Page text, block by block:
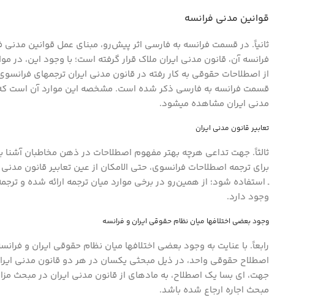
قوانین مدنی فرانسه
ثانیاً. در قسمت فرانسه به فارسی اثر پیش‌رو، مبنای عمل قوانین
فرانسه آن، قانون مدنی ایران ملاک قرار گرفته است؛ با وجود این،
از اصطلاحات حقوقی به ­کار رفته در قانون مدنی ایران ترجمه­ای
قسمت فرانسه به فارسی ذکر شده است. مشخصه این موارد آن است که در
مدنی ایران مشاهده می­شود.
تعابیر قانون مدنی ایران
ثالثاً. جهت تداعی هرچه بهتر مفهوم اصطلاحات در ذهن مخاطبان
ـ استفاده شود؛ از همین‌رو در برخی موارد میان ترجمه ارائه شده و
وجود دارد.
وجود بعضی اختلاف­ها میان نظام حقوقی ایران و فرانسه
رابعاً. با عنایت به وجود بعضی اختلاف­ها میان نظام حقوقی ایران و
اصطلاح حقوقی واحد، در ذیل مبحثی یکسان در هر دو قانون مدنی
جهت، ای بسا یک اصطلاح، به ماده­ای از قانون مدنی ایران در مبحث
مبحث اجاره ارجاع شده باشد.